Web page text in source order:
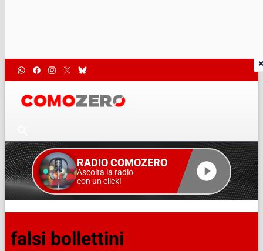
RADIO COMOZERO
Ascolta la radio
con un click!
falsi bollettini